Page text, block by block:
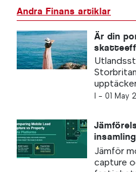
Andra Finans artiklar
Är din
I - 01 May
Jämför
capture